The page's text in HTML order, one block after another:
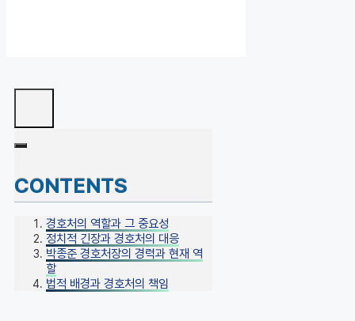
CONTENTS
경호처의 역할과 그 중요성
정치적 긴장과 경호처의 대응
박종준 경호처장의 경력과 현재 역
할
법적 배경과 경호처의 책임